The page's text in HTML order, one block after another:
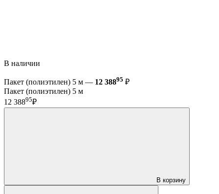
В наличии
Пакет (полиэтилен) 5 м — 12 38895 ₽
Пакет (полиэтилен) 5 м
12 38895₽
В корзину